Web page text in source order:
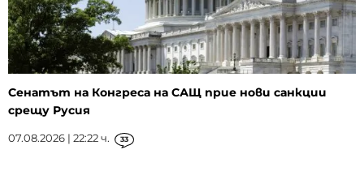
Сенатът на Конгреса на САЩ прие нови санкции
срещу Русия
07.08.2026 | 22:22 ч. 33